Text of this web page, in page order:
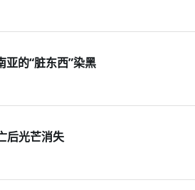
的“脏东西”染黑
后光芒消失